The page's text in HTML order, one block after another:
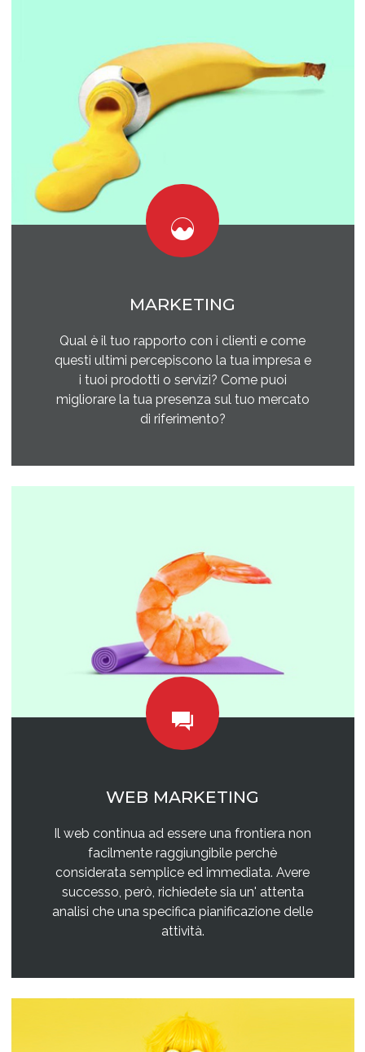
MARKETING
Qual è il tuo rapporto con i clienti e come
questi ultimi percepiscono la tua impresa e
i tuoi prodotti o servizi? Come puoi
migliorare la tua presenza sul tuo mercato
di riferimento?
WEB MARKETING
Il web continua ad essere una frontiera non
facilmente raggiungibile perchè
considerata semplice ed immediata. Avere
successo, però, richiedete sia un' attenta
analisi che una specifica pianificazione delle
attività.